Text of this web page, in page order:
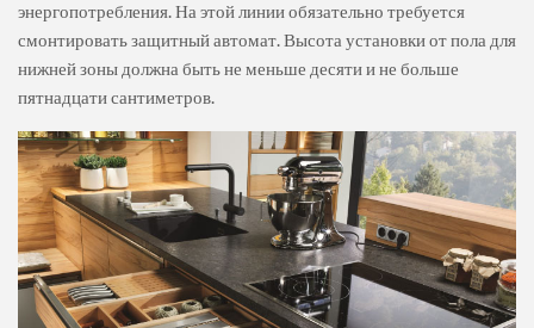
энергопотребления. На этой линии обязательно требуется
смонтировать защитный автомат. Высота установки от пола для
нижней зоны должна быть не меньше десяти и не больше
пятнадцати сантиметров.